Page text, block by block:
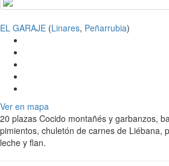
EL GARAJE (Linares, Peñarrubia)
Ver en mapa
20 plazas Cocido montañés y garbanzos,
pimientos, chuletón de carnes de Liébana,
leche y flan.